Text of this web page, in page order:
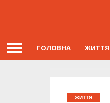
ГОЛОВНА ЖИТТЯ
ЖИТТЯ